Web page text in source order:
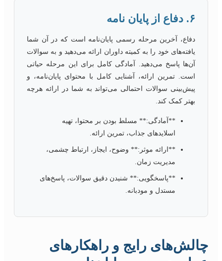
۶. دفاع از پایان نامه
دفاع، آخرین مرحله رسمی پایان‌نامه است که در آن شما
یافته‌های خود را به کمیته داوران ارائه می‌دهید و به سوالات
آن‌ها پاسخ می‌دهید. آمادگی کامل برای این مرحله حیاتی
است. تمرین ارائه، آشنایی کامل با محتوای پایان‌نامه، و
پیش‌بینی سوالات احتمالی می‌تواند به شما در ارائه هرچه
بهتر کمک کند.
**آمادگی:** مسلط بودن بر محتوا، تهیه
اسلایدهای جذاب، تمرین ارائه.
**ارائه موثر:** وضوح، ایجاز، ارتباط چشمی،
مدیریت زمان.
**پاسخگویی:** شنیدن دقیق سوالات، پاسخ‌های
مستدل و مودبانه.
چالش‌های رایج و راهکارهای